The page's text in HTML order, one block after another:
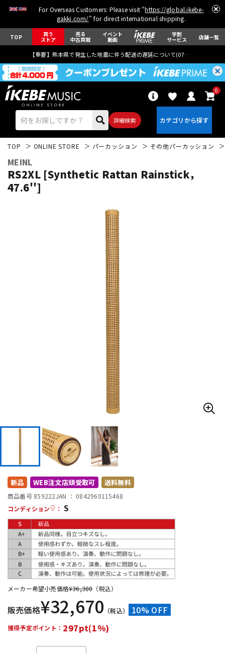
For Overseas Customers: Please visit "https://global.ikebe-
gakki.com/" for direct international shipping.
TOP 買う
ストア
売る
中古買取
イベント
動画
学割
サービス 店舗一覧
【重要】熊本県で発生した地震に伴う配送の遅延について(07月29日
詳細検索
0
DTM オンライン納品
配信/ライブ機器
中古 ヴィンテージ
TOP ONLINE STORE パーカッション その他パーカッション
MEINL
RS2XL [Synthetic Rattan Rainstick，
47.6'']
新品 WEB注文店頭受取可 送料無料
商品番号 859222JAN ： 0842960115468
コンディション
： S
メーカー希望小売価格¥36,300 （税込）
販売価格¥32,670 （税込） 10% OFF
獲得予定ポイント： 297pt(1%)